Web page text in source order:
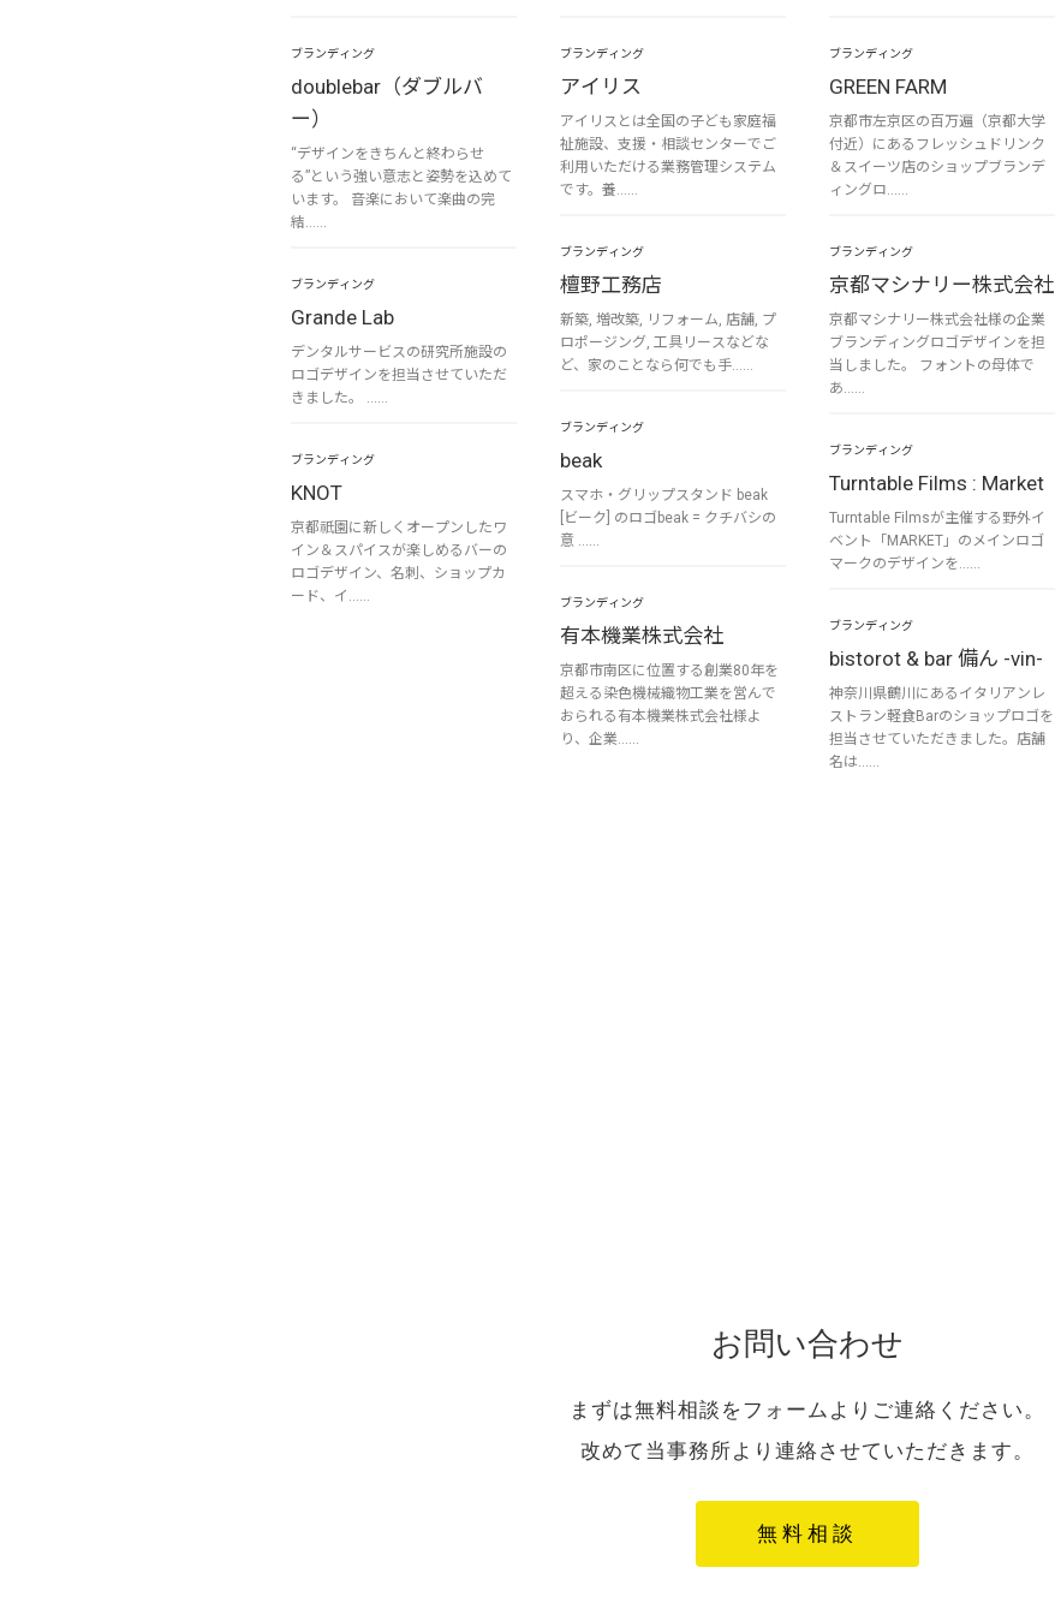
ブランディング
doublebar（ダブルバ
ー）
“デザインをきちんと終わらせ
る”という強い意志と姿勢を込めて
います。 音楽において楽曲の完
結……
ブランディング
Grande Lab
デンタルサービスの研究所施設の
ロゴデザインを担当させていただ
きました。 ……
ブランディング
KNOT
京都祇園に新しくオープンしたワ
イン＆スパイスが楽しめるバーの
ロゴデザイン、名刺、ショップカ
ード、イ……
ブランディング
アイリス
アイリスとは全国の子ども家庭福
祉施設、支援・相談センターでご
利用いただける業務管理システム
です。養……
ブランディング
檀野工務店
新築, 増改築, リフォーム, 店舗, プ
ロポージング, 工具リースなどな
ど、家のことなら何でも手……
ブランディング
beak
スマホ・グリップスタンド beak
[ビーク] のロゴbeak = クチバシの
意 ……
ブランディング
有本機業株式会社
京都市南区に位置する創業80年を
超える染色機械織物工業を営んで
おられる有本機業株式会社様よ
り、企業……
ブランディング
GREEN FARM
京都市左京区の百万遍（京都大学
付近）にあるフレッシュドリンク
＆スイーツ店のショップブランデ
ィングロ……
ブランディング
京都マシナリー株式会社
京都マシナリー株式会社様の企業
ブランディングロゴデザインを担
当しました。 フォントの母体で
あ……
ブランディング
Turntable Films : Market
Turntable Filmsが主催する野外イ
ベント「MARKET」のメインロゴ
マークのデザインを……
ブランディング
bistorot & bar 備ん -vin-
神奈川県鶴川にあるイタリアンレ
ストラン軽食Barのショップロゴを
担当させていただきました。店舗
名は……
お問い合わせ
まずは無料相談をフォームよりご連絡ください。
改めて当事務所より連絡させていただきます。
無料相談